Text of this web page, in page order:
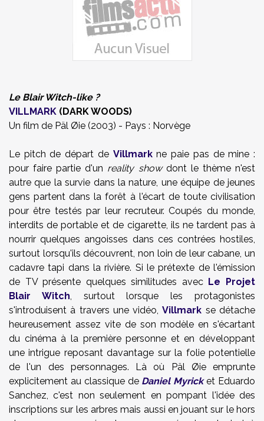
Le Blair Witch-like ?
VILLMARK (DARK WOODS)
Un film de Päl Øie (2003) - Pays : Norvège
Le pitch de départ de Villmarkne paie pas de mine :
pour faire partie d'un reality showdont le thème n'est
autre que la survie dans la nature, une équipe de jeunes
gens partent dans la forêt à l'écart de toute civilisation
pour être testés par leur recruteur. Coupés du monde,
interdits de portable et de cigarette, ils ne tardent pas à
nourrir quelques angoisses dans ces contrées hostiles,
surtout lorsqu'ils découvrent, non loin de leur cabane, un
cadavre tapi dans la rivière. Si le prétexte de l'émission
de TV présente quelques similitudes avec Le Projet
Blair Witch, surtout lorsque les protagonistes
s'introduisent à travers une vidéo,Villmark se détache
heureusement assez vite de son modèle en s'écartant
du cinéma à la première personne et en développant
une intrigue reposant davantage sur la folie potentielle
de l'un des personnages. Là où Päl Øie emprunte
explicitement au classique de Daniel Myricket Eduardo
Sanchez, c'est non seulement en pompant l'idée des
inscriptions sur les arbres mais aussi en jouant sur le hors